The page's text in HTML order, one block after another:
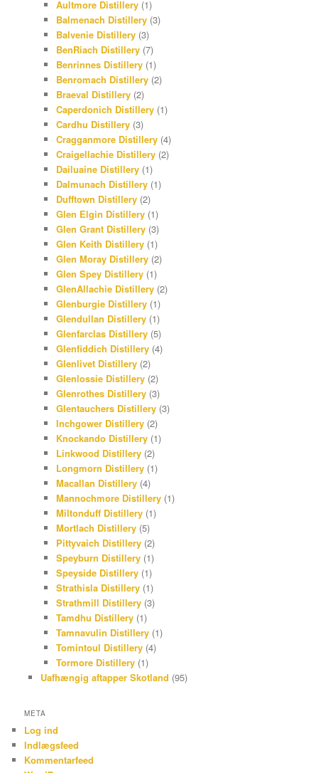
Aultmore Distillery (1)
Balmenach Distillery (3)
Balvenie Distillery (3)
BenRiach Distillery (7)
Benrinnes Distillery (1)
Benromach Distillery (2)
Braeval Distillery (2)
Caperdonich Distillery (1)
Cardhu Distillery (3)
Cragganmore Distillery (4)
Craigellachie Distillery (2)
Dailuaine Distillery (1)
Dalmunach Distillery (1)
Dufftown Distillery (2)
Glen Elgin Distillery (1)
Glen Grant Distillery (3)
Glen Keith Distillery (1)
Glen Moray Distillery (2)
Glen Spey Distillery (1)
GlenAllachie Distillery (2)
Glenburgie Distillery (1)
Glendullan Distillery (1)
Glenfarclas Distillery (5)
Glenfiddich Distillery (4)
Glenlivet Distillery (2)
Glenlossie Distillery (2)
Glenrothes Distillery (3)
Glentauchers Distillery (3)
Inchgower Distillery (2)
Knockando Distillery (1)
Linkwood Distillery (2)
Longmorn Distillery (1)
Macallan Distillery (4)
Mannochmore Distillery (1)
Miltonduff Distillery (1)
Mortlach Distillery (5)
Pittyvaich Distillery (2)
Speyburn Distillery (1)
Speyside Distillery (1)
Strathisla Distillery (1)
Strathmill Distillery (3)
Tamdhu Distillery (1)
Tamnavulin Distillery (1)
Tomintoul Distillery (4)
Tormore Distillery (1)
Uafhængig aftapper Skotland (95)
META
Log ind
Indlægsfeed
Kommentarfeed